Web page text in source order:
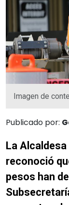
Imagen de
Publicado por:
La Alcaldesa
reconoció
pesos han